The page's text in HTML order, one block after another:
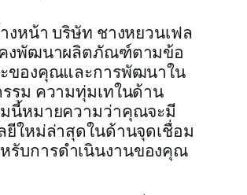
งหน้า บริษัท ชางหยวนเฟล
คงพัฒนาผลิตภัณฑ์ตามข้อ
ของคุณและการพัฒนาใน
รม ความทุ่มเทในด้าน
นี้หมายความว่าคุณจะมี
ยีใหม่ล่าสุดในด้านจุดเชื่อม
รับการดำเนินงานของคุณ